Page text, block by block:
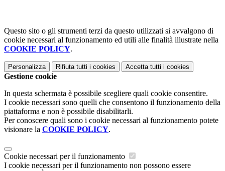
Questo sito o gli strumenti terzi da questo utilizzati si avvalgono di
cookie necessari al funzionamento ed utili alle finalità illustrate nella
COOKIE POLICY.
Personalizza Rifiuta tutti i cookies Accetta tutti i cookies
Gestione cookie
In questa schermata è possibile scegliere quali cookie consentire.
I cookie necessari sono quelli che consentono il funzionamento della
piattaforma e non è possibile disabilitarli.
Per conoscere quali sono i cookie necessari al funzionamento potete
visionare la COOKIE POLICY.
Cookie necessari per il funzionamento
I cookie necessari per il funzionamento non possono essere